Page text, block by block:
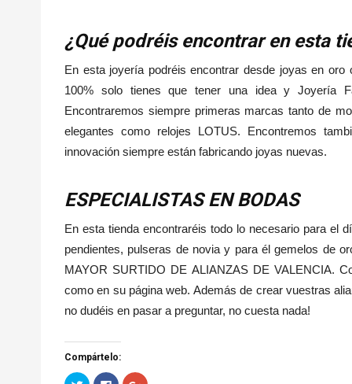
¿Qué podréis encontrar en esta
En esta joyería podréis encontrar desde joyas en
100% solo tienes que tener una idea y Joyería
Encontraremos siempre primeras marcas tanto de
elegantes como relojes LOTUS. Encontremos
innovación siempre están fabricando joyas nuevas.
ESPECIALISTAS EN BODAS
En esta tienda encontraréis todo lo necesario para el
pendientes, pulseras de novia y para él gemelos de
MAYOR SURTIDO DE ALIANZAS DE VALENCIA.
como en su página web. Además de crear vuestras
no dudéis en pasar a preguntar, no cuesta nada!
Compártelo: